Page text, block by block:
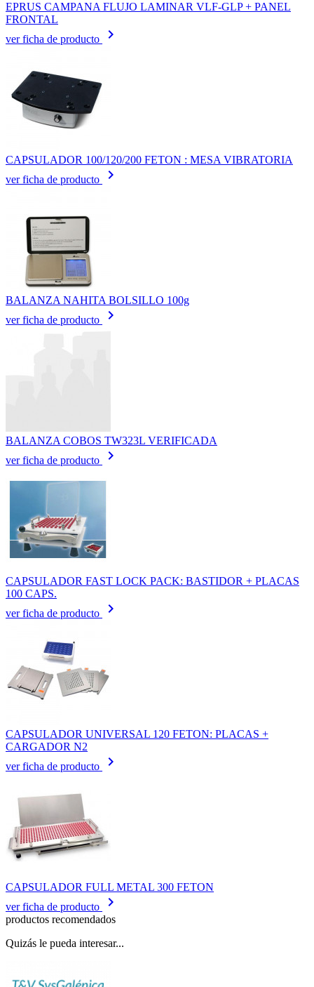
EPRUS CAMPANA FLUJO LAMINAR VLF-GLP + PANEL
FRONTAL
ver ficha de producto
keyboard_arrow_right
CAPSULADOR 100/120/200 FETON : MESA VIBRATORIA
ver ficha de producto
keyboard_arrow_right
BALANZA NAHITA BOLSILLO 100g
ver ficha de producto
keyboard_arrow_right
BALANZA COBOS TW323L VERIFICADA
ver ficha de producto
keyboard_arrow_right
CAPSULADOR FAST LOCK PACK: BASTIDOR + PLACAS
100 CAPS.
ver ficha de producto
keyboard_arrow_right
CAPSULADOR UNIVERSAL 120 FETON: PLACAS +
CARGADOR N2
ver ficha de producto
keyboard_arrow_right
CAPSULADOR FULL METAL 300 FETON
ver ficha de producto
keyboard_arrow_right
productos recomendados
Quizás le pueda interesar...